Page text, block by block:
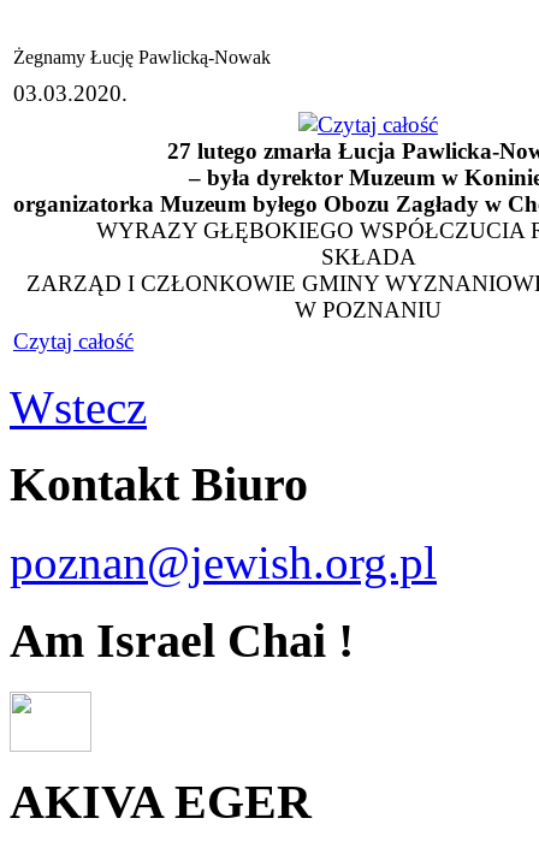
Żegnamy Łucję Pawlicką-Nowak
03.03.2020.
27 lutego zmarła Łucja Pawlicka-
– była dyrektor Muzeum w
organizatorka Muzeum byłego Obozu Zagłady w
WYRAZY GŁĘBOKIEGO WSPÓŁCZUCIA
SKŁADA
ZARZĄD I CZŁONKOWIE GMINY
W POZNANIU
Czytaj całość
Wstecz
Kontakt Biuro
poznan@jewish.org.pl
Am Israel Chai !
AKIVA EGER